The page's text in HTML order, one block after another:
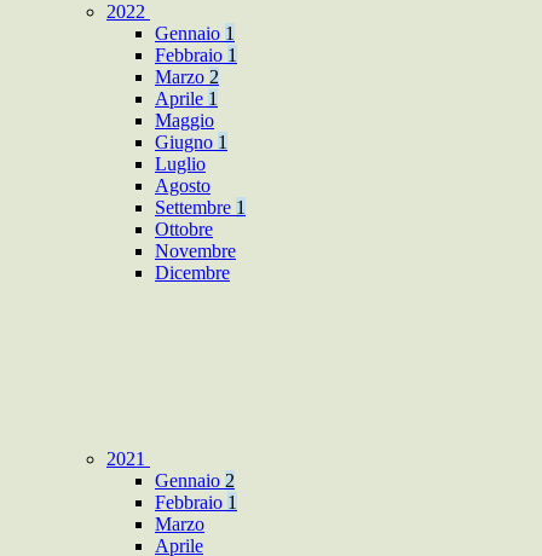
2022
Gennaio 1
Febbraio 1
Marzo 2
Aprile 1
Maggio
Giugno 1
Luglio
Agosto
Settembre 1
Ottobre
Novembre
Dicembre
2021
Gennaio 2
Febbraio 1
Marzo
Aprile